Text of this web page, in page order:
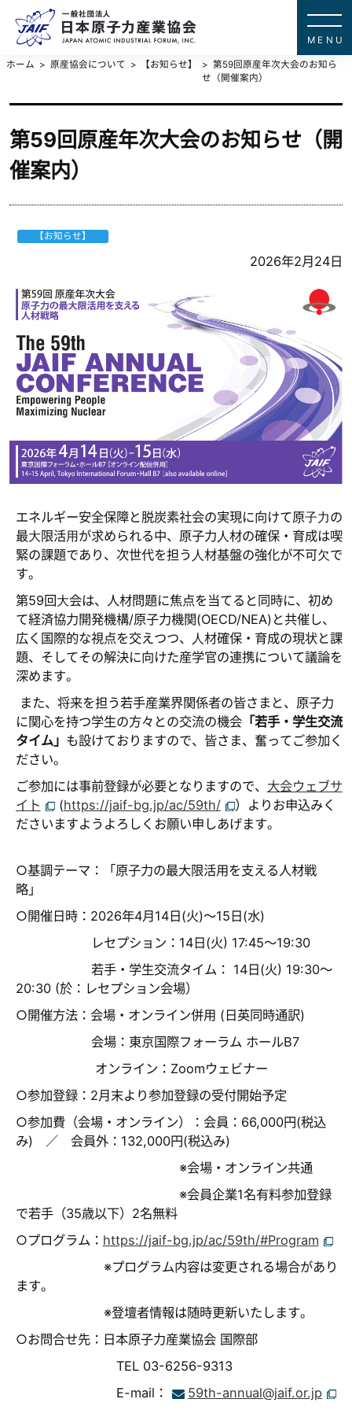
ホーム 原産協会について 【お知らせ】
第59回原産年次大会のお知ら
せ（開催案内）
第59回原産年次大会のお知らせ（開
催案内）
【お知らせ】
2026年2月24日
エネルギー安全保障と脱炭素社会の実現に向けて原⼦⼒の
最⼤限活⽤が求められる中、原子力⼈材の確保・育成は喫
緊の課題であり、次世代を担う⼈材基盤の強化が不可⽋で
す。
第59回⼤会は、人材問題に焦点を当てると同時に、初め
て経済協力開発機構/原子力機関(OECD/NEA)と共催し、
広く国際的な視点を交えつつ、⼈材確保・育成の現状と課
題、そしてその解決に向けた産学官の連携について議論を
深めます。
また、将来を担う若手産業界関係者の皆さまと、原子力
に関心を持つ学生の方々との交流の機会「若手・学生交流
タイム」 も設けておりますので、皆さま、奮ってご参加く
ださい。
ご参加には事前登録が必要となりますので、 大会ウェブサ
イト
(https://jaif-bg.jp/ac/59th/
）よりお申込みく
ださいますようよろしくお願い申しあげます。
○基調テーマ：「原子力の最大限活用を支える人材戦
略」
○開催日時：2026年4月14日(火)～15日(水)
レセプション：14日(火) 17:45～19:30
若手・学生交流タイム： 14日(火) 19:30～
20:30 (於：レセプション会場）
○開催方法：会場・オンライン併用 (日英同時通訳)
会場：東京国際フォーラム ホールB7
オンライン：Zoomウェビナー
○参加登録：2月末より参加登録の受付開始予定
○参加費（会場・オンライン）：会員：66,000円(税込
み) ／ 会員外：132,000円(税込み)
※会場・オンライン共通
※会員企業1名有料参加登録
で若手（35歳以下）2名無料
○プログラム： https://jaif-bg.jp/ac/59th/#Program
※プログラム内容は変更される場合があり
ます。
※登壇者情報は随時更新いたします。
○お問合せ先：日本原子力産業協会 国際部
TEL 03-6256-9313
E-mail：
59th-annual@jaif.or.jp